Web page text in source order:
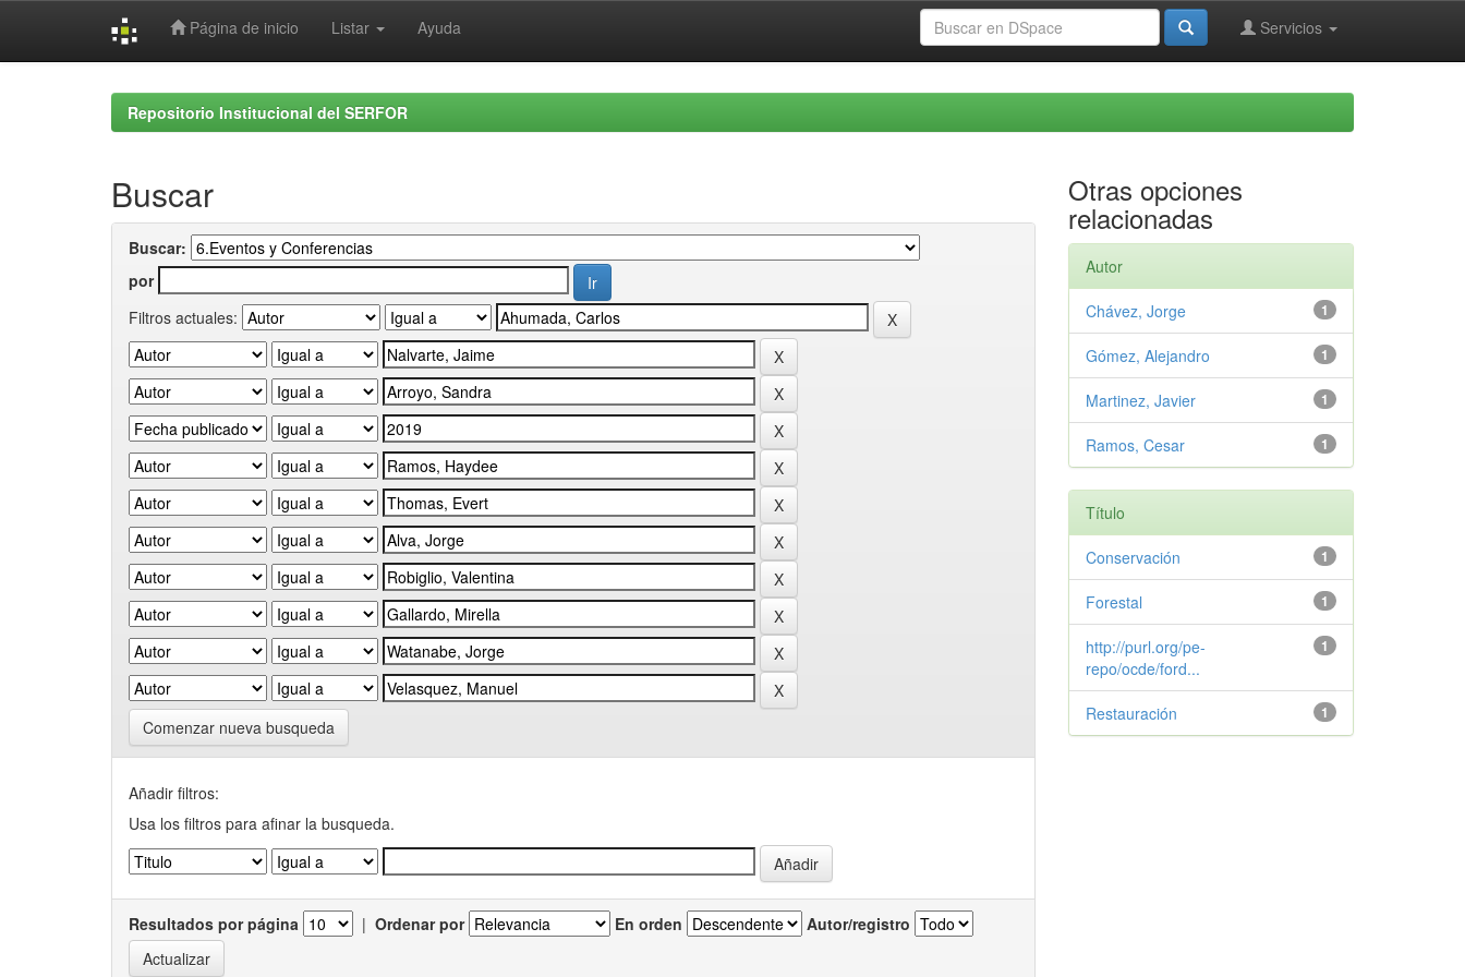
Página de inicio Listar Ayuda Servicios
Repositorio Institucional del SERFOR
Buscar
Buscar:
por
Filtros actuales:
Comenzar nueva busqueda
Añadir filtros:
Usa los filtros para afinar la busqueda.
Resultados por página | Ordenar por En orden Autor/registro
Otras opciones
relacionadas
Autor
1
Chávez, Jorge
1
Gómez, Alejandro
1
Martinez, Javier
1
Ramos, Cesar
Título
1
Conservación
1
Forestal
1
http://purl.org/pe-
repo/ocde/ford...
1
Restauración